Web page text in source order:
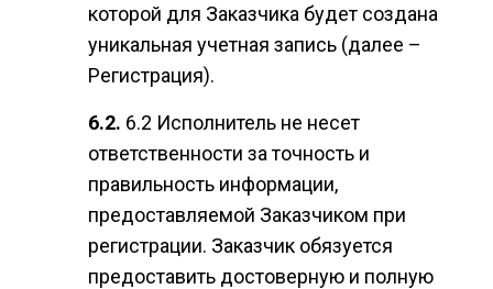
которой для Заказчика будет создана
уникальная учетная запись (далее –
Регистрация).
6.2 Исполнитель не несет
ответственности за точность и
правильность информации,
предоставляемой Заказчиком при
регистрации. Заказчик обязуется
предоставить достоверную и полную